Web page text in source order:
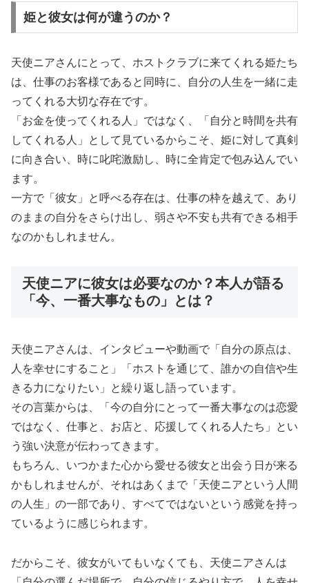
姫と彼女は何が違うのか？
天使ニアさんにとって、ホストクラブに来てくれる姫たち
は、仕事のお客様であると同時に、自分の人生を一緒に走
ってくれる大切な存在です。
「お金を使ってくれる人」ではなく、「自分と時間を共有
してくれる人」として見ているからこそ、姫に対して真剣
に向き合い、時に叱咤激励し、時に全肯定で包み込んでい
ます。
一方で「彼女」と呼べる存在は、仕事の枠を越えて、あり
のままの自分をさらけ出し、弱さや不安も共有できる相手
なのかもしれません。
天使ニアに彼女は必要なのか？本人が語る
「今、一番大事なもの」とは？
天使ニアさんは、インタビューや動画で「自分の原点は、
人を幸せにすること」「ホストを通じて、誰かの自信や生
きる力になりたい」と繰り返し語っています。
その言葉からは、「今の自分にとって一番大事なのは恋愛
ではなく、仕事と、お店と、応援してくれる人たち」とい
う強い決意が伝わってきます。
もちろん、いつかまた心から愛せる彼女と出会う日が来る
かもしれませんが、それはあくまで「天使ニアという人間
の人生」の一部であり、すべてではないという感覚を持っ
ているように感じられます。
だからこそ、彼女がいてもいなくても、天使ニアさんは